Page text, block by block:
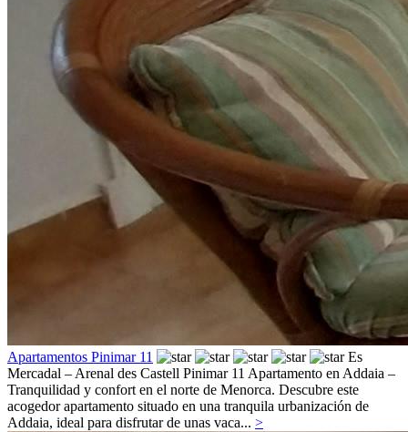
Apartamentos Pinimar 11
Es
Mercadal – Arenal des Castell Pinimar 11 Apartamento en Addaia –
Tranquilidad y confort en el norte de Menorca. Descubre este
acogedor apartamento situado en una tranquila urbanización de
Addaia, ideal para disfrutar de unas vaca... >